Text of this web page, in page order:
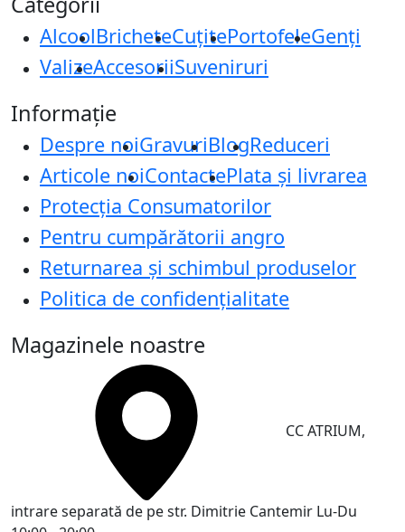
AlcoolBricheteCuțitePortofeleGenți
ValizeAccesoriiSuveniruri
Informație
Despre noiGravuriBlogReduceri
Articole noiContactePlata și livrarea
Protecţia Consumatorilor
Pentru cumpărătorii angro
Returnarea și schimbul produselor
Politica de confidențialitate
Magazinele noastre
CC ATRIUM,
intrare separată de pe str. Dimitrie Cantemir Lu-Du